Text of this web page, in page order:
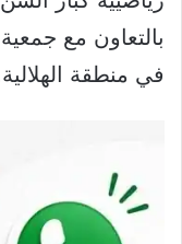
بالتعاون مع
في منطقة